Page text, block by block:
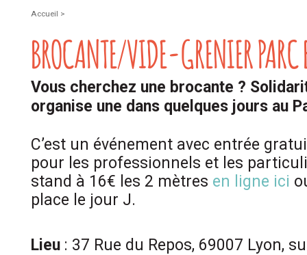
Accueil >
BROCANTE/VIDE-GRENIER
Vous cherchez une brocante ?
organise une dans quelques jours au
C’est un événement avec entrée
pour les professionnels et les
stand à 16€ les 2 mètres en ligne ici
place le jour J.
Lieu : 37 Rue du Repos, 69007 Lyon,